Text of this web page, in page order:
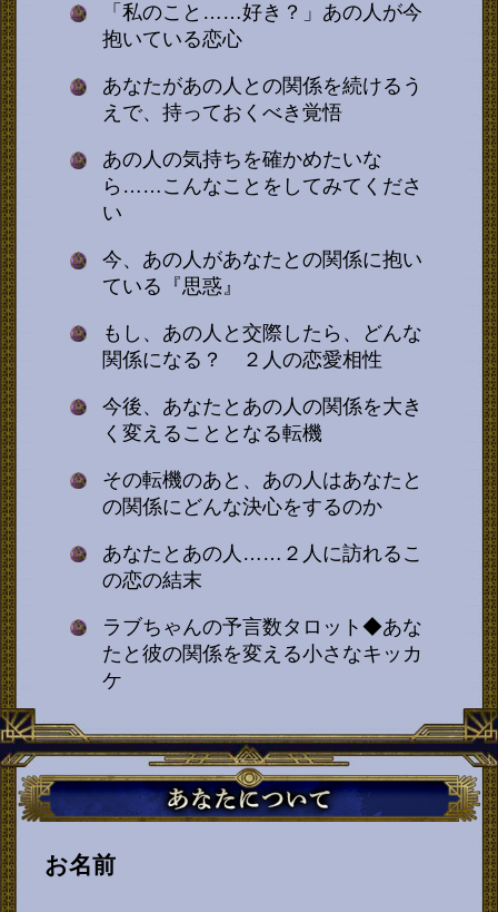
「私のこと……好き？」あの人が今
抱いている恋心
あなたがあの人との関係を続けるう
えで、持っておくべき覚悟
あの人の気持ちを確かめたいな
ら……こんなことをしてみてくださ
い
今、あの人があなたとの関係に抱い
ている『思惑』
もし、あの人と交際したら、どんな
関係になる？ ２人の恋愛相性
今後、あなたとあの人の関係を大き
く変えることとなる転機
その転機のあと、あの人はあなたと
の関係にどんな決心をするのか
あなたとあの人……２人に訪れるこ
の恋の結末
ラブちゃんの予言数タロット◆あな
たと彼の関係を変える小さなキッカ
ケ
お名前